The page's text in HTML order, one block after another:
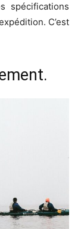
spécifications
C’est